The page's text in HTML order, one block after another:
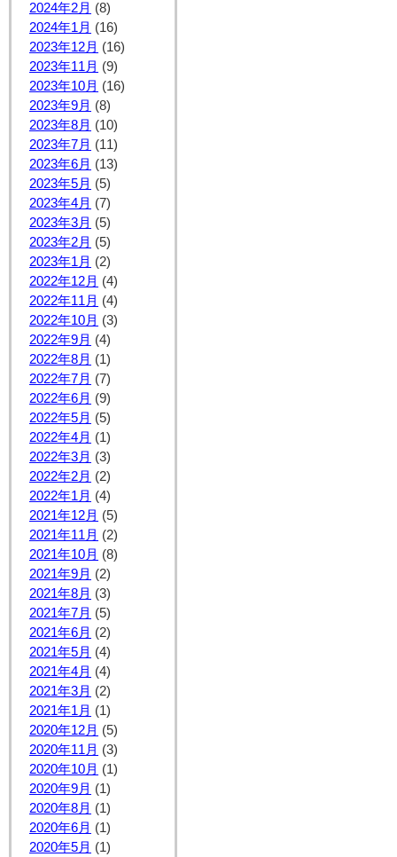
2024年2月 (8)
2024年1月 (16)
2023年12月 (16)
2023年11月 (9)
2023年10月 (16)
2023年9月 (8)
2023年8月 (10)
2023年7月 (11)
2023年6月 (13)
2023年5月 (5)
2023年4月 (7)
2023年3月 (5)
2023年2月 (5)
2023年1月 (2)
2022年12月 (4)
2022年11月 (4)
2022年10月 (3)
2022年9月 (4)
2022年8月 (1)
2022年7月 (7)
2022年6月 (9)
2022年5月 (5)
2022年4月 (1)
2022年3月 (3)
2022年2月 (2)
2022年1月 (4)
2021年12月 (5)
2021年11月 (2)
2021年10月 (8)
2021年9月 (2)
2021年8月 (3)
2021年7月 (5)
2021年6月 (2)
2021年5月 (4)
2021年4月 (4)
2021年3月 (2)
2021年1月 (1)
2020年12月 (5)
2020年11月 (3)
2020年10月 (1)
2020年9月 (1)
2020年8月 (1)
2020年6月 (1)
2020年5月 (1)